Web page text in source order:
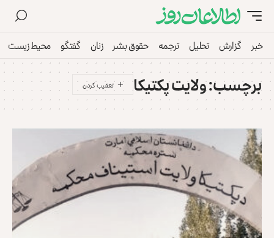
خبر گزارش تحلیل ترجمه حقوق بشر زنان گفتگو محیط زیست
برچسب:ولایت پکتیکا